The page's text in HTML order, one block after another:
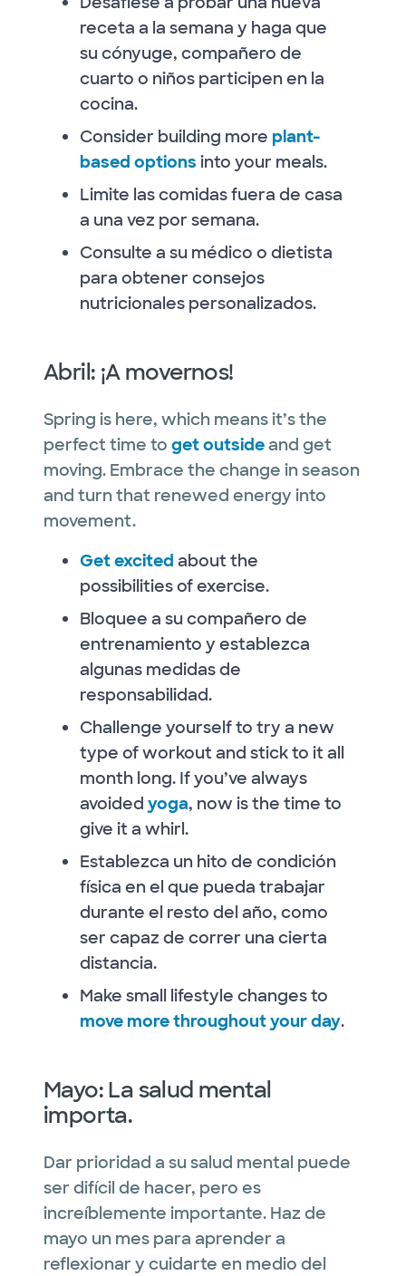
receta a la semana y haga que
su cónyuge, compañero de
cuarto o niños participen en la
cocina.
Consider building more plant-
based options into your meals.
Limite las comidas fuera de casa
a una vez por semana.
Consulte a su médico o dietista
para obtener consejos
nutricionales personalizados.
Abril: ¡A movernos!
Spring is here, which means it’s the
perfect time to get outsideand get
moving. Embrace the change in season
and turn that renewed energy into
movement.
Get excited about the
possibilities of exercise.
Bloquee a su compañero de
entrenamiento y establezca
algunas medidas de
responsabilidad.
Challenge yourself to try a new
type of workout and stick to it all
month long. If you’ve always
avoided yoga, now is the time to
give it a whirl.
Establezca un hito de condición
física en el que pueda trabajar
durante el resto del año, como
ser capaz de correr una cierta
distancia.
Make small lifestyle changes to
move more throughout your day.
Mayo: La salud mental
importa.
Dar prioridad a su salud mental puede
ser difícil de hacer, pero es
increíblemente importante. Haz de
mayo un mes para aprender a
reflexionar y cuidarte en medio del